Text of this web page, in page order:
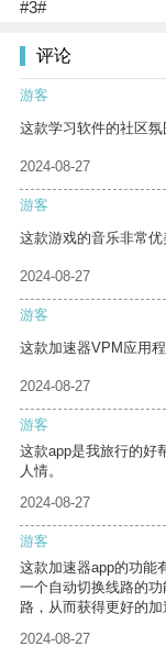
#3#
评论
游客
这款学习软件的社区氛
2024-08-27
游客
这款游戏的音乐非常优
2024-08-27
游客
这款加速器VPM应用
2024-08-27
游客
这款app是我旅行的好
人情。
2024-08-27
游客
这款加速器app的功能
一个自动切换线路的
路，从而获得更好的加
2024-08-27